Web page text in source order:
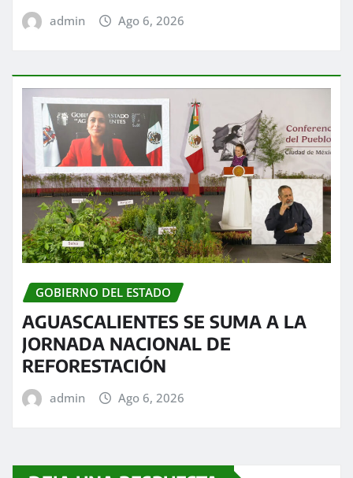
admin Ago 6, 2026
GOBIERNO DEL ESTADO
AGUASCALIENTES SE SUMA A LA
JORNADA NACIONAL DE
REFORESTACIÓN
admin Ago 6, 2026